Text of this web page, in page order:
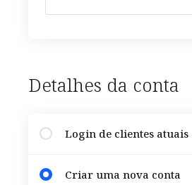
Detalhes da conta
Login de clientes atuais
Criar uma nova conta